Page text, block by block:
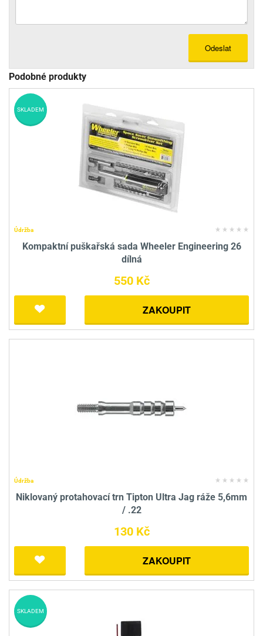
Odeslat
Podobné produkty
Údržba
Kompaktní puškařská sada Wheeler Engineering 26
dílná
550 Kč
ZAKOUPIT
SKLADEM
Údržba
Niklovaný protahovací trn Tipton Ultra Jag ráže 5,6mm
/ .22
130 Kč
ZAKOUPIT
SKLADEM